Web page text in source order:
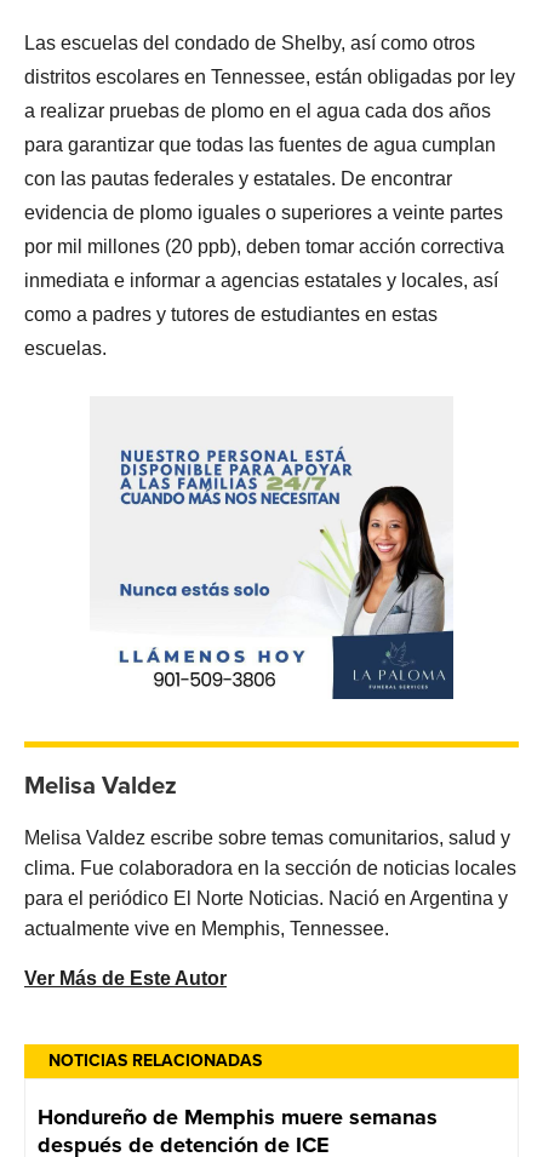
NOTICIAS RELACIONADAS
Hondureño de Memphis muere semanas
después de detención de ICE
Las escuelas del condado de Shelby, así como otros
distritos escolares en Tennessee, están obligadas por ley
a realizar pruebas de plomo en el agua cada dos años
para garantizar que todas las fuentes de agua cumplan
con las pautas federales y estatales. De encontrar
evidencia de plomo iguales o superiores a veinte partes
por mil millones (20 ppb), deben tomar acción correctiva
inmediata e informar a agencias estatales y locales, así
como a padres y tutores de estudiantes en estas
escuelas.
Melisa Valdez
Melisa Valdez escribe sobre temas comunitarios, salud y
clima. Fue colaboradora en la sección de noticias locales
para el periódico El Norte Noticias. Nació en Argentina y
actualmente vive en Memphis, Tennessee.
Ver Más de Este Autor